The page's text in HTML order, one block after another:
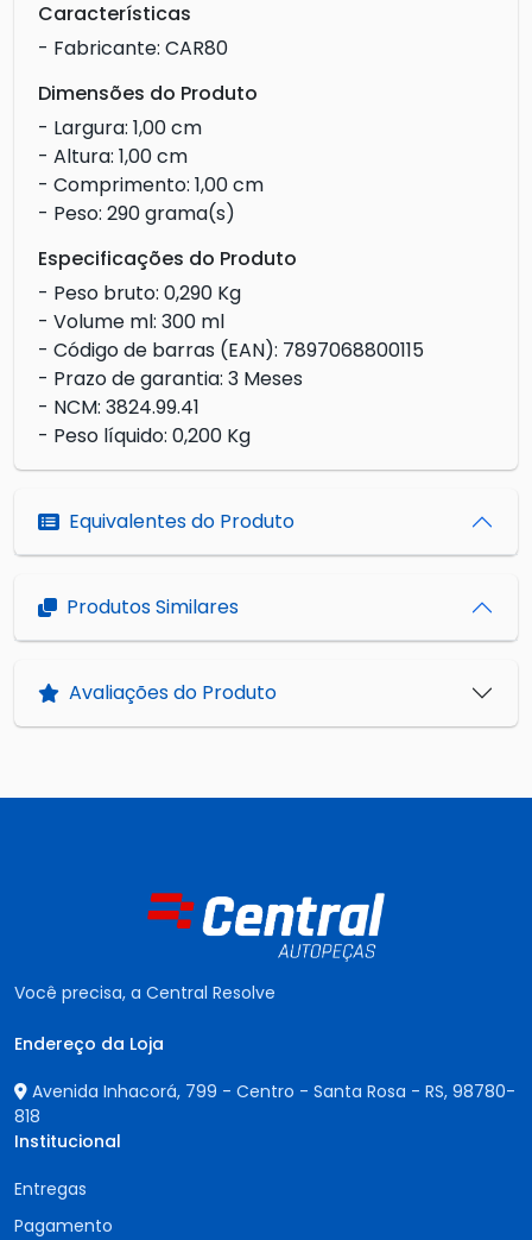
Características
- Fabricante: CAR80
Dimensões do Produto
- Largura: 1,00 cm
- Altura: 1,00 cm
- Comprimento: 1,00 cm
- Peso: 290 grama(s)
Especificações do Produto
- Peso bruto: 0,290 Kg
- Volume ml: 300 ml
- Código de barras (EAN): 7897068800115
- Prazo de garantia: 3 Meses
- NCM: 3824.99.41
- Peso líquido: 0,200 Kg
Equivalentes do Produto
Produtos Similares
Avaliações do Produto
Você precisa, a Central Resolve
Endereço da Loja
Avenida Inhacorá, 799 - Centro - Santa Rosa - RS, 98780-
818
Institucional
Entregas
Pagamento